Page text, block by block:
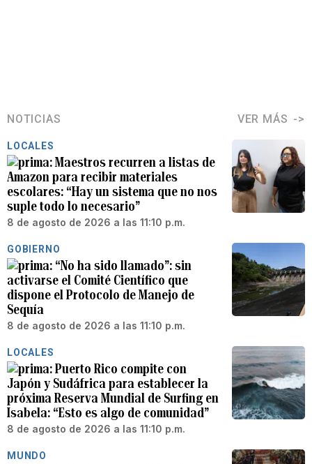
NOTICIAS VER MÁS
LOCALES
Maestros recurren a listas de
Amazon para recibir materiales
escolares: “Hay un sistema que no nos
suple todo lo necesario”
8 de agosto de 2026 a las 11:10 p.m.
GOBIERNO
“No ha sido llamado”: sin
activarse el Comité Científico que
dispone el Protocolo de Manejo de
Sequía
8 de agosto de 2026 a las 11:10 p.m.
LOCALES
Puerto Rico compite con
Japón y Sudáfrica para establecer la
próxima Reserva Mundial de Surfing en
Isabela: “Esto es algo de comunidad”
8 de agosto de 2026 a las 11:10 p.m.
MUNDO